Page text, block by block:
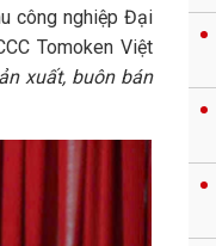
công nghiệp Đại
Tomoken Việt
xuất, buôn bán